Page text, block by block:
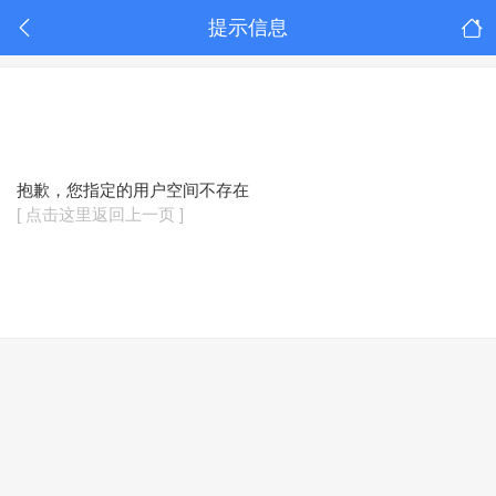
提示信息
抱歉，您指定的用户空间不存在
[ 点击这里返回上一页 ]